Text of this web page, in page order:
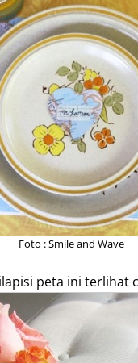
Foto : Smile and Wave
peta ini terlihat